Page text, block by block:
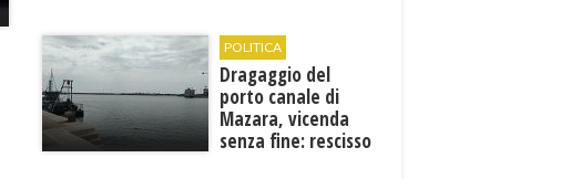
POLITICA
Dragaggio del
porto canale di
Mazara, vicenda
senza fine: rescisso